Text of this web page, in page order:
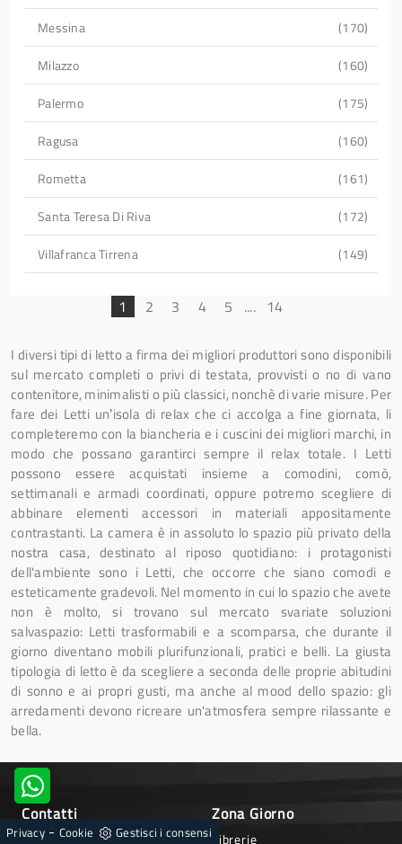
Messina
170
Milazzo
160
Palermo
175
Ragusa
160
Rometta
161
Santa Teresa Di Riva
172
Villafranca Tirrena
149
1 2 3 4 5 .... 14
I diversi tipi di letto a firma dei migliori produttori sono disponibili
sul mercato completi o privi di testata, provvisti o no di vano
contenitore, minimalisti o più classici, nonchè di varie misure. Per
fare dei Letti un’isola di relax che ci accolga a fine giornata, li
completeremo con la biancheria e i cuscini dei migliori marchi, in
modo che possano garantirci sempre il relax totale. I Letti
possono essere acquistati insieme a comodini, comò,
settimanali e armadi coordinati, oppure potremo scegliere di
abbinare elementi accessori in materiali appositamente
contrastanti. La camera è in assoluto lo spazio più privato della
nostra casa, destinato al riposo quotidiano: i protagonisti
dell'ambiente sono i Letti, che occorre che siano comodi e
esteticamente gradevoli. Nel momento in cui lo spazio che avete
non è molto, si trovano sul mercato svariate soluzioni
salvaspazio: Letti trasformabili e a scomparsa, che durante il
giorno diventano mobili plurifunzionali, pratici e belli. La giusta
tipologia di letto è da scegliere a seconda delle proprie abitudini
di sonno e ai propri gusti, ma anche al mood dello spazio: gli
arredamenti devono ricreare un'atmosfera sempre rilassante e
bella.
Contatti
via Suor Maria Francesca
Zona Giorno
Librerie
Privacy- Cookie Gestisci i consensi